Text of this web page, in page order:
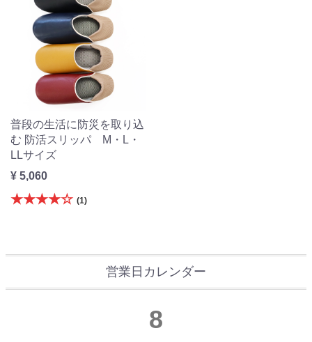
普段の生活に防災を取り込
む 防活スリッパ M・L・
LLサイズ
¥ 5,060
★★★★☆ (1)
営業日カレンダー
8